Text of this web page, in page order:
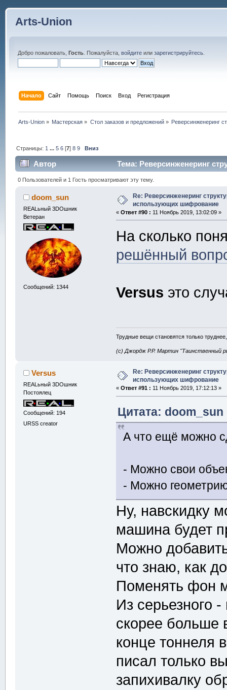
Arts-Union
Добро пожаловать, Гость. Пожалуйста, войдитеили зарегистрируйтесь.
Начало Сайт Помощь Поиск Вход Регистрация
Arts-Union » Мастерская » Стол заказов и предложений» Реверсинженеринг
Страницы: 1 ...5 6 [7]8 9 Вниз
Автор
Тема: Реверсинженеринг
раз)
0 Пользователей и 1 Гость просматривают эту тему.
doom_sun
REALьный 3DOшник
Ветеран
Сообщений: 1344
Re: Реверсинженеринг
использующих шифрование
«Ответ #90 : 11 Ноябрь 2019, 13:02:09 »
На сколько
решённый
Versus это
Трудные вещи становятся только
(с) Джордж Р.Р. Мартин "Таинственный
Versus
REALьный 3DOшник
Постоялец
Сообщений: 194
URSS creator
Re: Реверсинженеринг
использующих шифрование
«Ответ #91 : 11 Ноябрь 2019, 17:12:13 »
Цитата: doom_sun
А что ещё можно
- Можно свои
- Можно
Ну, навскидку
машина будет
Можно
что знаю, как
Поменять фон
Из серьезного
скорее больше
конце тоннеля
писал только
запихивалку